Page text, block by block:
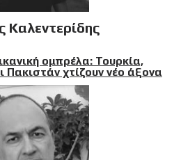
Καλεντερίδης
ομπρέλα: Τουρκία,
Πακιστάν χτίζουν νέο άξονα